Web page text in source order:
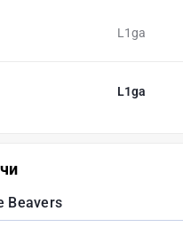
L1ga
L1ga
Beavers